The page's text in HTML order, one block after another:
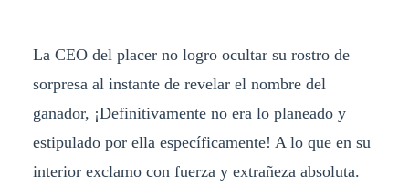
La CEO del placer no logro ocultar su rostro de
sorpresa al instante de revelar el nombre del
ganador, ¡Definitivamente no era lo planeado y
estipulado por ella específicamente! A lo que en su
interior exclamo con fuerza y extrañeza absoluta.